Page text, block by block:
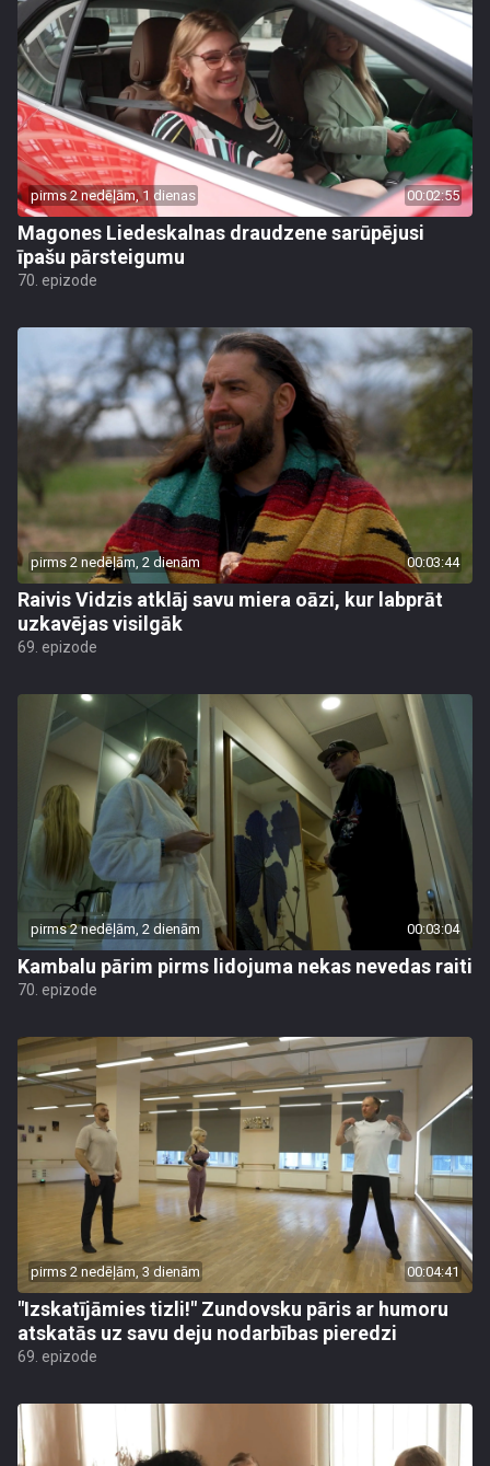
pirms 2 nedēļām, 1 dienas 00:02:55
Magones Liedeskalnas draudzene sarūpējusi
īpašu pārsteigumu
70. epizode
pirms 2 nedēļām, 2 dienām 00:03:44
Raivis Vidzis atklāj savu miera oāzi, kur labprāt
uzkavējas visilgāk
69. epizode
pirms 2 nedēļām, 2 dienām 00:03:04
Kambalu pārim pirms lidojuma nekas nevedas raiti
70. epizode
pirms 2 nedēļām, 3 dienām 00:04:41
"Izskatījāmies tizli!" Zundovsku pāris ar humoru
atskatās uz savu deju nodarbības pieredzi
69. epizode